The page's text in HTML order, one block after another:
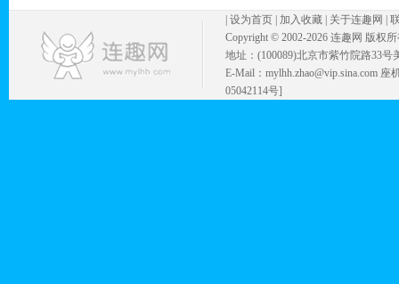
设为首页 加入收藏 关于连趣网
Copyright © 2002-2026 连趣网 版权
地址：(100089)北京市紫竹院路33号
E-Mail：mylhh.zhao@vip.sina.com
05042114号]